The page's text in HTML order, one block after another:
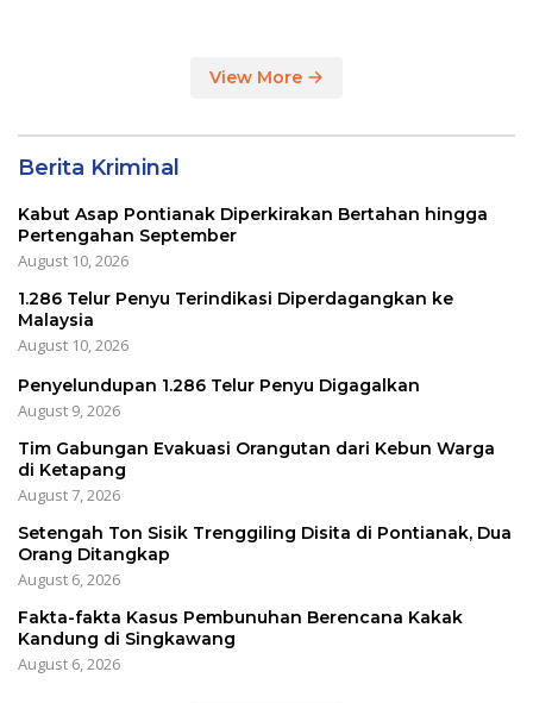
View More
Berita Kriminal
Kabut Asap Pontianak Diperkirakan Bertahan hingga
Pertengahan September
August 10, 2026
1.286 Telur Penyu Terindikasi Diperdagangkan ke
Malaysia
August 10, 2026
Penyelundupan 1.286 Telur Penyu Digagalkan
August 9, 2026
Tim Gabungan Evakuasi Orangutan dari Kebun Warga
di Ketapang
August 7, 2026
Setengah Ton Sisik Trenggiling Disita di Pontianak, Dua
Orang Ditangkap
August 6, 2026
Fakta-fakta Kasus Pembunuhan Berencana Kakak
Kandung di Singkawang
August 6, 2026